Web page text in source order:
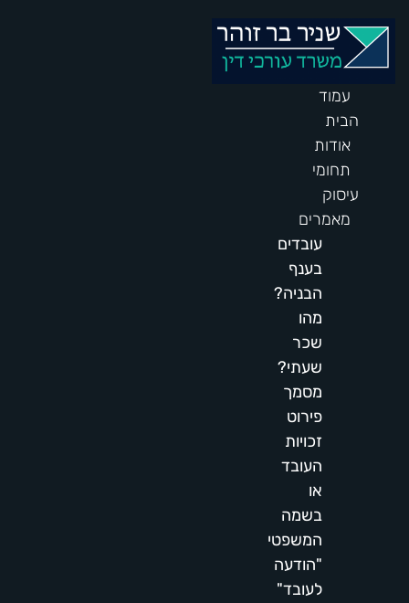
עמוד
הבית
אודות
תחומי
עיסוק
מאמרים
עובדים
בענף
הבניה?
מהו
שכר
שעתי?
מסמך
פירוט
זכויות
העובד
או
בשמה
המשפטי
"הודעה
לעובד"